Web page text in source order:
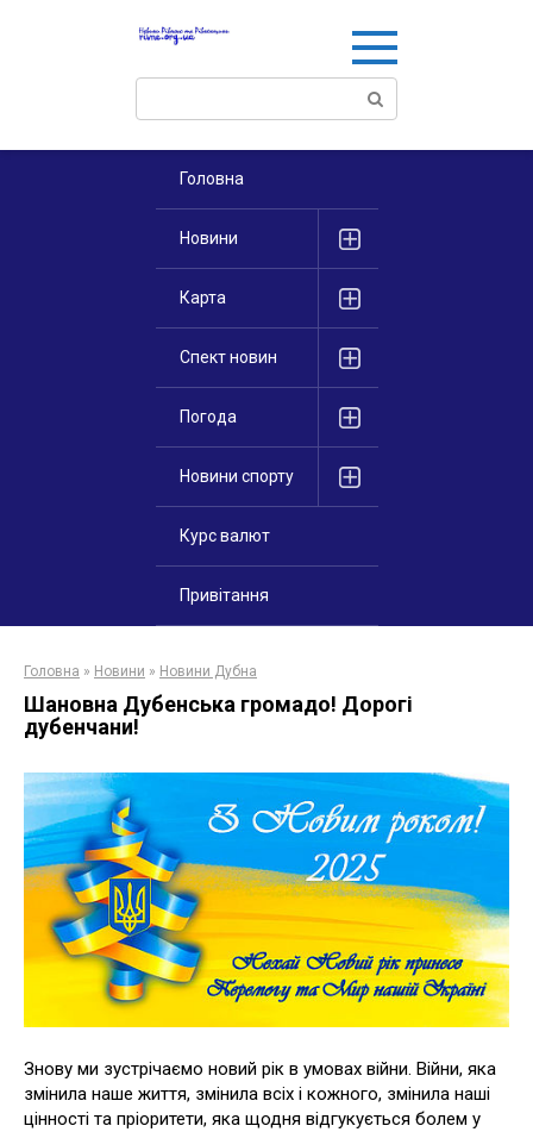
Поиск:
Головна
Новини
Карта
Спект новин
Погода
Новини спорту
Курс валют
Привітання
Головна » Новини » Новини Дубна
Шановна Дубенська громадо! Дорогі
дубенчани!
Знову ми зустрічаємо новий рік в умовах війни. Війни, яка
змінила наше життя, змінила всіх і кожного, змінила наші
цінності та пріоритети, яка щодня відгукується болем у